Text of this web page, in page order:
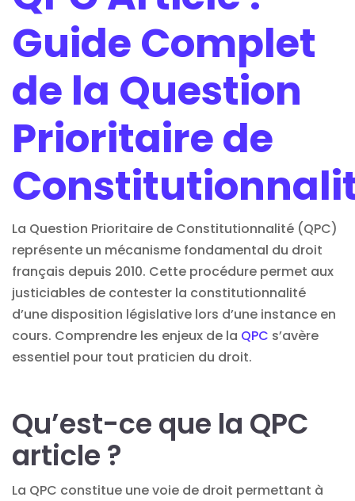
Guide Complet
de la Question
Prioritaire de
La Question Prioritaire de Constitutionnalité (QPC)
représente un mécanisme fondamental du droit
français depuis 2010. Cette procédure permet aux
justiciables de contester la constitutionnalité
d’une disposition législative lors d’une instance en
cours. Comprendre les enjeux de la QPC s’avère
essentiel pour tout praticien du droit.
Qu’est-ce que la QPC
article ?
La QPC constitue une voie de droit permettant à